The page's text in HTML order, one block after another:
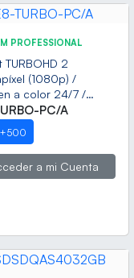
PROFESSIONAL
TURBOHD 2
(1080p) /
a color 24/7 /
2.8 mm /
/ Luz Blanca
/ Interior /
Integrado / TVI-
CVI-CVBS / dWDR
PC/A
+500
a mi Cuenta